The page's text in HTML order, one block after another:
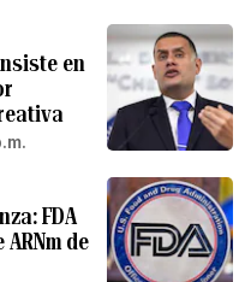
en
FDA
de